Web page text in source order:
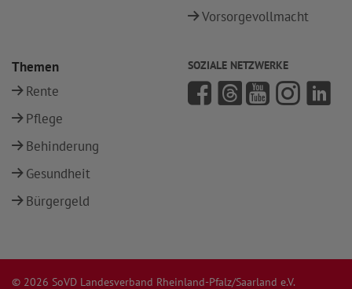
Vorsorgevollmacht
Themen
Rente
Pflege
Behinderung
Gesundheit
Bürgergeld
SOZIALE NETZWERKE
© 2026 SoVD Landesverband Rheinland-Pfalz/Saarland e.V.